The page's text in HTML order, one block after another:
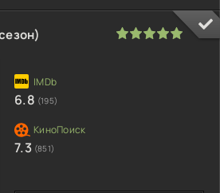
6.8 (195)
7.3 (851)
1